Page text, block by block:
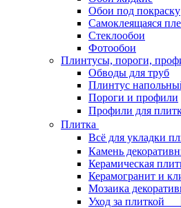
Обои под покраску
Самоклеящаяся
Стеклообои
Фотообои
Плинтусы, пороги,
Обводы для труб
Плинтус
Пороги и профили
Профили для
Плитка
Всё для укладки
Камень
Керамическая
Керамогранит и
Мозаика
Уход за плиткой